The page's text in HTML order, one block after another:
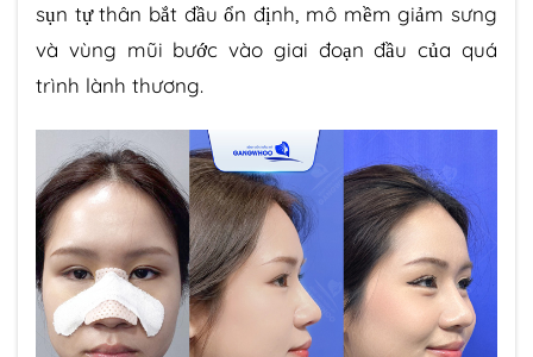
sụn tự thân bắt đầu ổn định, mô mềm giảm sưng
và vùng mũi bước vào giai đoạn đầu của quá
trình lành thương.